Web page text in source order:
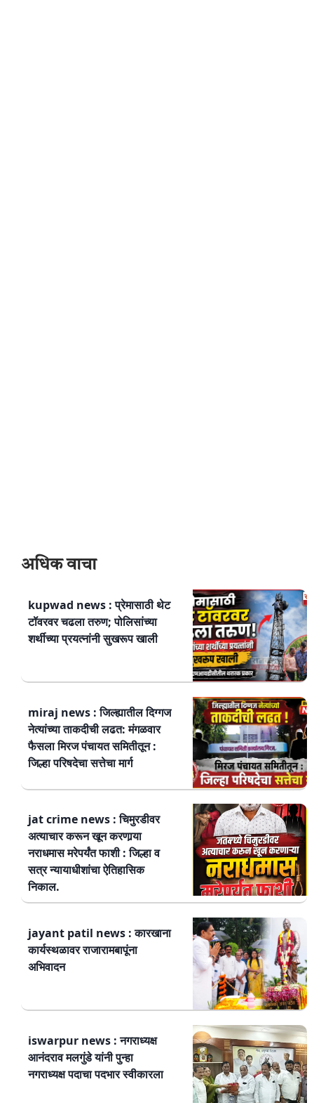
अधिक वाचा
kupwad news : प्रेमासाठी थेट
टॉवरवर चढला तरुण; पोलिसांच्या
शर्थीच्या प्रयत्नांनी सुखरूप खाली
miraj news : जिल्ह्यातील दिग्गज
नेत्यांच्या ताकदीची लढत: मंगळवार
फैसला मिरज पंचायत समितीतून :
जिल्हा परिषदेचा सत्तेचा मार्ग
jat crime news : चिमुरडीवर
अत्याचार करून खून करणार्‍या
नराधमास मरेपर्यंत फाशी : जिल्हा व
सत्र न्यायाधीशांचा ऐतिहासिक
निकाल.
jayant patil news : कारखाना
कार्यस्थळावर राजारामबापूंना
अभिवादन
iswarpur news : नगराध्यक्ष
आनंदराव मलगुंडे यांनी पुन्हा
नगराध्यक्ष पदाचा पदभार स्वीकारला